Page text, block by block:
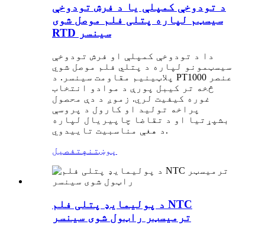
د تودوخې کمپلې یا د فرش تودوخې
سیسټم لپاره پتلی فلم موصل شوی
RTD سینسر
دا د تودوخې کمپلې او فرش تودوخې
سیسټمونو لپاره د پتلي فلم موصل شوي
پلاټینیم مقاومت سینسر. د PT1000 عنصر
څخه تر کیبل پورې د موادو انتخاب
غوره کیفیت لري. زموږ د دې محصول
پراخه تولید او کارول د پروسې
بشپړتیا او د تقاضا چاپیریال لپاره
د هغې مناسبیت تاییدوي.
پوښتنه تفصیل
د پولیمایډ پتلی فلم NTC
ترمیسټر راټول شوی سینسر